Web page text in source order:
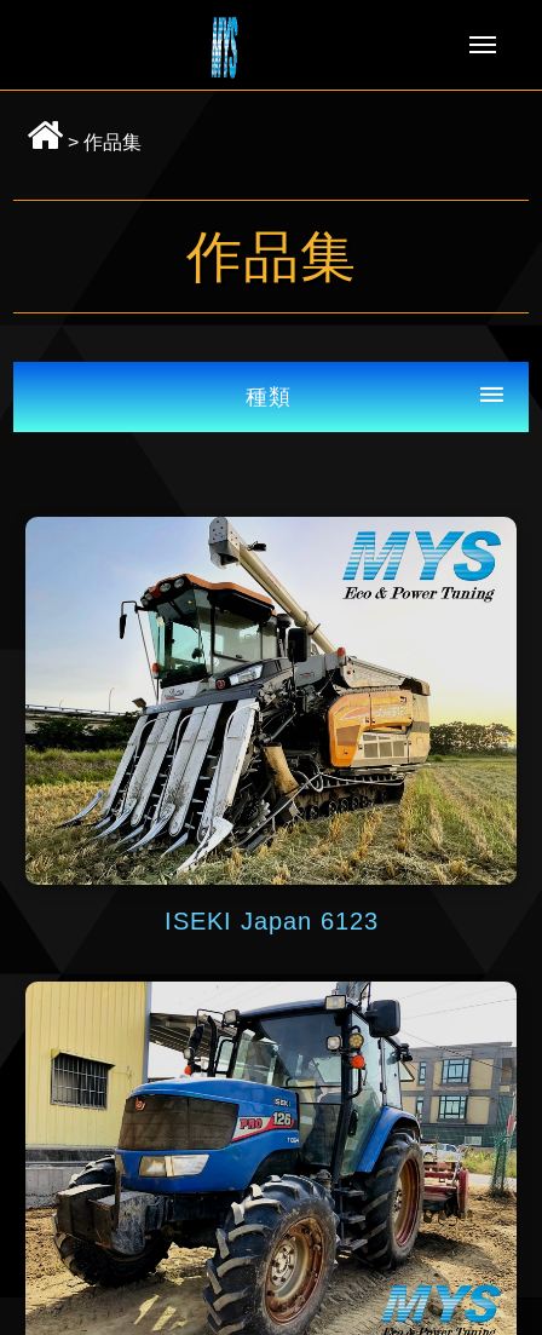
> 作品集
作品集
種類
ISEKI Japan 6123